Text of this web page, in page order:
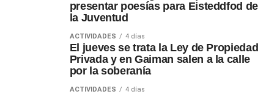
presentar poesías para Eisteddfod de
la Juventud
ACTIVIDADES 4 días
El jueves se trata la Ley de Propiedad
Privada y en Gaiman salen a la calle
por la soberanía
ACTIVIDADES 4 días